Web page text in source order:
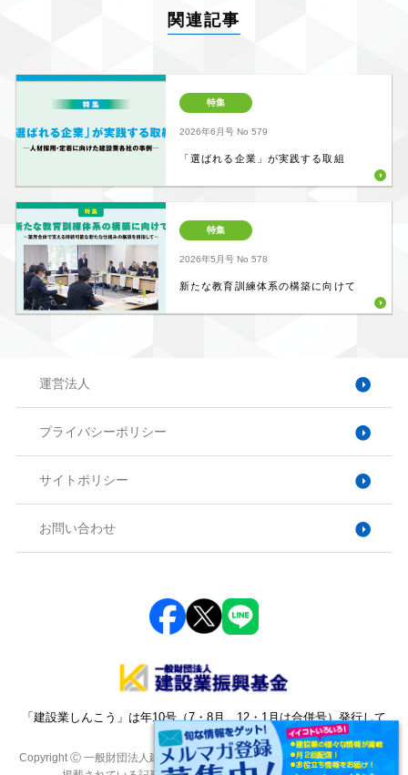
関連記事
特集
2026年6月号No 579
「選ばれる企業」が実践する取組
特集
2026年5月号No 578
新たな教育訓練体系の構築に向けて
運営法人
プライバシーポリシー
サイトポリシー
お問い合わせ
「建設業しんこう」は年10号（7・8月、12・1月は合併号）発行して
おります。
Copyright Ⓒ 一般財団法人建設業振興基金. All Rights Reserved. 本サイトに